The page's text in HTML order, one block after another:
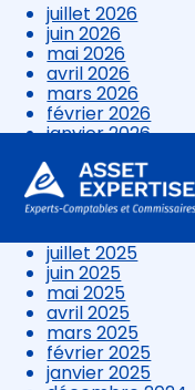
Aller
au
juillet 2026
juin 2026
mai 2026
avril 2026
mars 2026
février 2026
janvier 2026
novembre 2025
octobre 2025
septembre 2025
juillet 2025
juin 2025
mai 2025
avril 2025
mars 2025
février 2025
janvier 2025